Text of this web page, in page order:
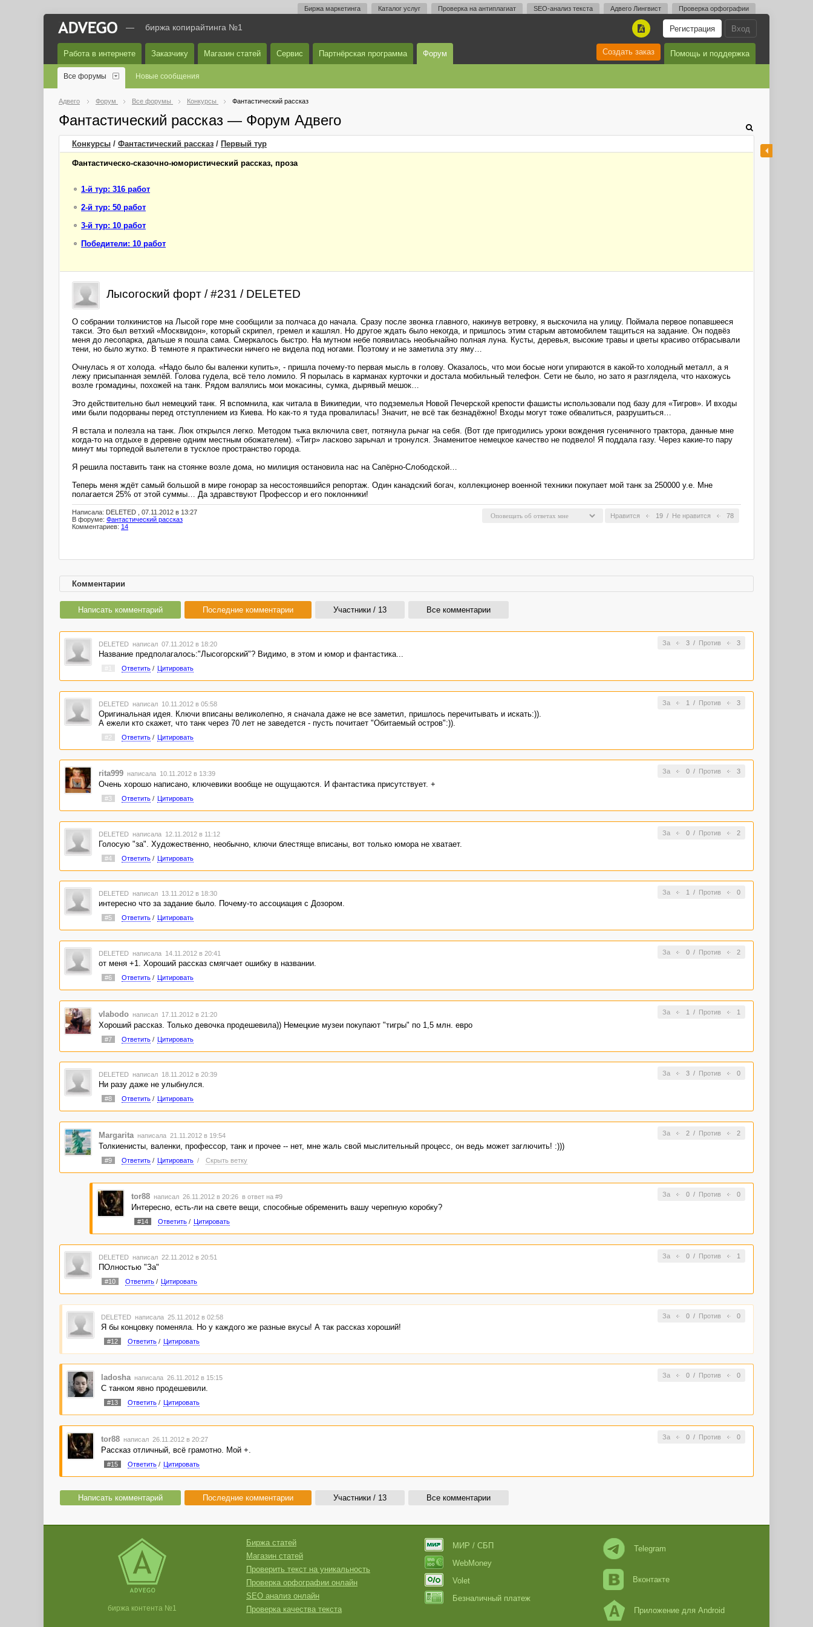
Биржа маркетинга Каталог услуг Проверка на антиплагиат SEO-анализ текста Адвего Лингвист Проверка орфографии
Вход
Регистрация
A
— биржа копирайтинга №1
Работа в интернете Заказчику Магазин статей Сервис Партнёрская программа Форум Помощь и поддержка
Создать заказ
Все форумы Новые сообщения
Адвего Форум Все форумы Конкурсы Фантастический рассказ
Фантастический рассказ — Форум Адвего
Конкурсы / Фантастический рассказ / Первый тур
Фантастическо-сказочно-юмористический рассказ, проза
1-й тур: 316 работ
2-й тур: 50 работ
3-й тур: 10 работ
Победители: 10 работ
Лысогоский форт / #231 / DELETED
О собрании толкинистов на Лысой горе мне сообщили за полчаса до начала. Сразу после звонка главного, накинув ветровку, я выскочила на улицу. Поймала первое попавшееся
такси. Это был ветхий «Москвидон», который скрипел, гремел и кашлял. Но другое ждать было некогда, и пришлось этим старым автомобилем тащиться на задание. Он подвёз
меня до лесопарка, дальше я пошла сама. Смеркалось быстро. На мутном небе появилась необычайно полная луна. Кусты, деревья, высокие травы и цветы красиво отбрасывали
тени, но было жутко. В темноте я практически ничего не видела под ногами. Поэтому и не заметила эту яму…
Очнулась я от холода. «Надо было бы валенки купить», - пришла почему-то первая мысль в голову. Оказалось, что мои босые ноги упираются в какой-то холодный металл, а я
лежу присыпанная землёй. Голова гудела, всё тело ломило. Я порылась в карманах курточки и достала мобильный телефон. Сети не было, но зато я разглядела, что нахожусь
возле громадины, похожей на танк. Рядом валялись мои мокасины, сумка, дырявый мешок…
Это действительно был немецкий танк. Я вспомнила, как читала в Википедии, что подземелья Новой Печерской крепости фашисты использовали под базу для «Тигров». И входы
ими были подорваны перед отступлением из Киева. Но как-то я туда провалилась! Значит, не всё так безнадёжно! Входы могут тоже обвалиться, разрушиться…
Я встала и полезла на танк. Люк открылся легко. Методом тыка включила свет, потянула рычаг на себя. (Вот где пригодились уроки вождения гусеничного трактора, данные мне
когда-то на отдыхе в деревне одним местным обожателем). «Тигр» ласково зарычал и тронулся. Знаменитое немецкое качество не подвело! Я поддала газу. Через какие-то пару
минут мы торпедой вылетели в тусклое пространство города.
Я решила поставить танк на стоянке возле дома, но милиция остановила нас на Сапёрно-Слободской…
Теперь меня ждёт самый большой в мире гонорар за несостоявшийся репортаж. Один канадский богач, коллекционер военной техники покупает мой танк за 250000 у.е. Мне
полагается 25% от этой суммы… Да здравствуют Профессор и его поклонники!
Нравится 19 / Не нравится 78
Написала: DELETED , 07.11.2012 в 13:27
В форуме: Фантастический рассказ
Комментариев: 14
Комментарии
Написать комментарий Последние комментарии Участники / 13 Все комментарии
За 3/ Против 3
DELETED написал 07.11.2012 в 18:20
Название предполагалось:"Лысогорский"? Видимо, в этом и юмор и фантастика...
Ответить/ Цитировать
За 1 / Против 3
DELETED написал 10.11.2012 в 05:58
Оригинальная идея. Ключи вписаны великолепно, я сначала даже не все заметил, пришлось перечитывать и искать:)).
А ежели кто скажет, что танк через 70 лет не заведется - пусть почитает "Обитаемый остров":)).
#2 Ответить/ Цитировать
За 0/ Против 3
rita999 написала 10.11.2012 в 13:39
Очень хорошо написано, ключевики вообще не ощущаются. И фантастика присутствует. +
#3 Ответить/ Цитировать
За 0/ Против 2
DELETED написала 12.11.2012 в 11:12
Голосую "за". Художественно, необычно, ключи блестяще вписаны, вот только юмора не хватает.
#4 Ответить/ Цитировать
За 1 / Против 0
DELETED написал 13.11.2012 в 18:30
интересно что за задание было. Почему-то ассоциация с Дозором.
#5 Ответить/ Цитировать
За 0/ Против 2
DELETED написала 14.11.2012 в 20:41
от меня +1. Хороший рассказ смягчает ошибку в названии.
#6 Ответить/ Цитировать
За 1 / Против 1
vlabodo написал 17.11.2012 в 21:20
Хороший рассказ. Только девочка продешевила)) Немецкие музеи покупают "тигры" по 1,5 млн. евро
#7 Ответить/ Цитировать
За 3/ Против 0
DELETED написал 18.11.2012 в 20:39
Ни разу даже не улыбнулся.
#8 Ответить/ Цитировать
За 2/ Против 2
Margarita написала 21.11.2012 в 19:54
Толкиенисты, валенки, профессор, танк и прочее -- нет, мне жаль свой мыслительный процесс, он ведь может заглючить! :)))
#9 Ответить/ Цитировать / Скрыть ветку
За 0/ Против 0
tor88 написал 26.11.2012 в 20:26 в ответ на #9
Интересно, есть-ли на свете вещи, способные обременить вашу черепную коробку?
#14 Ответить/ Цитировать
За 0/ Против 1
DELETED написал 22.11.2012 в 20:51
ПОлностью "За"
#10 Ответить/ Цитировать
За 0/ Против 0
DELETED написала 25.11.2012 в 02:58
Я бы концовку поменяла. Но у каждого же разные вкусы! А так рассказ хороший!
#12 Ответить/ Цитировать
За 0/ Против 0
ladosha написала 26.11.2012 в 15:15
С танком явно продешевили.
#13 Ответить/ Цитировать
За 0/ Против 0
tor88 написал 26.11.2012 в 20:27
Рассказ отличный, всё грамотно. Мой +.
#15 Ответить/ Цитировать
Написать комментарий Последние комментарии Участники / 13 Все комментарии
биржа контента №1
Биржа статей
Магазин статей
Проверить текст на уникальность
Проверка орфографии онлайн
SEO анализ онлайн
Проверка качества текста
МИР / СБП
WebMoney
Volet
Безналичный платеж
Telegram
Вконтакте
Приложение для Android